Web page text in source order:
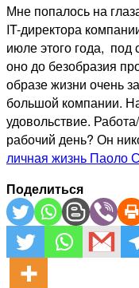
Мне попалось на
IT-директора
июле этого года, под
оно до безобразия
образе жизни очень
большой компании.
удовольствие.
рабочий день? Он
личная жизнь Паоло
Поделиться